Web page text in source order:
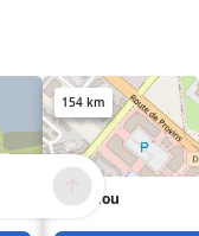
154 km
Bo Biclou